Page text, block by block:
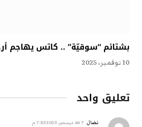
بشتائم “سوقيّة” .. كاتس يهاجم
10 نوفمبر، 2025
تعليق واحد
نضال 7 ديسمبر، 2023 7:53 م